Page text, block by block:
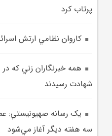
پرتاب کرد
کاروان نظامي ارتش
همه خبرنگاران زني که
شهادت رسيدند
يک رسانه صهيونيستي:
سه هفته ديگر آغاز مي‌شود